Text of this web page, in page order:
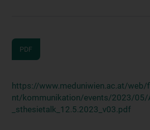
PDF
https://www.meduniwien.ac.at/
nt/kommunikation/events/2023/05/
_sthesietalk_12.5.2023_v03.pdf